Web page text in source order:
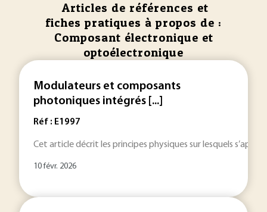
Articles de références et
fiches pratiques à propos de :
Composant électronique et
optoélectronique
Modulateurs et composants
photoniques intégrés [...]
Réf : E1997
Cet article décrit les principes physiques sur lesquels
10 févr. 2026